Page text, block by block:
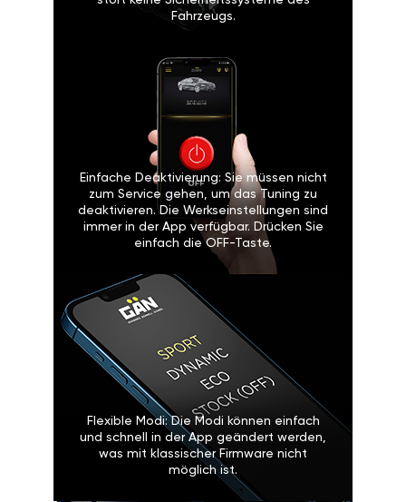
Fahrzeugs.
Einfache Deaktivierung: Sie müssen nicht
zum Service gehen, um das Tuning zu
deaktivieren. Die Werkseinstellungen sind
immer in der App verfügbar. Drücken Sie
einfach die OFF-Taste.
Flexible Modi: Die Modi können einfach
und schnell in der App geändert werden,
was mit klassischer Firmware nicht
möglich ist.